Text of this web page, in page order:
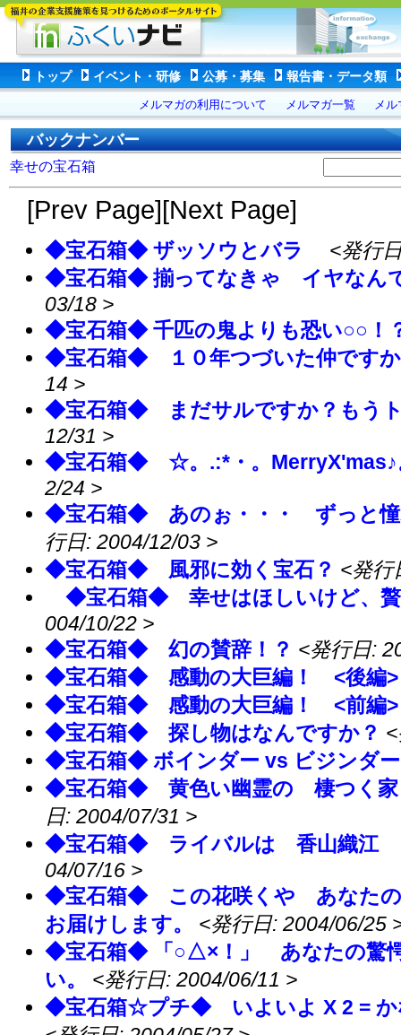
トップ イベント・研修 公募・募集 報告書・データ類
メルマガの利用について メルマガ一覧 メ
バックナンバー
幸せの宝石箱
[Prev Page][Next Page]
◆宝石箱◆ ザッソウとバラ
<発行
◆宝石箱◆ 揃ってなきゃ イヤな
03/18 >
◆宝石箱◆ 千匹の鬼よりも恐い
◆宝石箱◆ １０年つづいた仲ですか
14 >
◆宝石箱◆ まだサルですか？もう
12/31 >
◆宝石箱◆ ☆。.:*・。MerryX'mas♪
2/24 >
◆宝石箱◆ あのぉ・・・ ずっと憧
行日: 2004/12/03 >
◆宝石箱◆ 風邪に効く宝石？ <発行
◆宝石箱◆ 幸せはほしいけど、贅
004/10/22 >
◆宝石箱◆ 幻の賛辞！？ <発行日:
◆宝石箱◆ 感動の大巨編！ <後編>
◆宝石箱◆ 感動の大巨編！ <前編>
◆宝石箱◆ 探し物はなんですか？
◆宝石箱◆ ボインダー vs ビジンダ
◆宝石箱◆ 黄色い幽霊の 棲つく家
日: 2004/07/31 >
◆宝石箱◆ ライバルは 香山織江
04/07/16 >
◆宝石箱◆ この花咲くや あなたの
お届けします。
<発行日: 2004/06/25
◆宝石箱◆ 「○△×！」 あなたの驚
い。
<発行日: 2004/06/11 >
◆宝石箱☆プチ◆ いよいよ X 2 = か